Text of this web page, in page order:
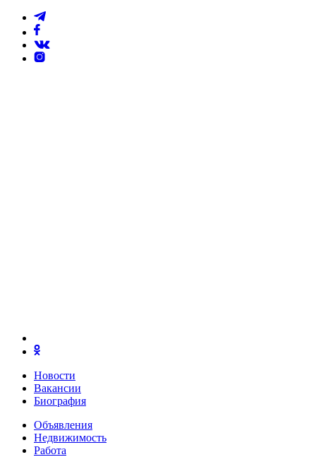
Новости
Вакансии
Биография
Объявления
Недвижимость
Работа